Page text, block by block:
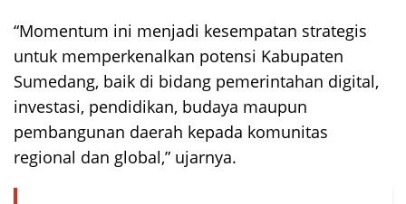
“Momentum ini menjadi kesempatan strategis
untuk memperkenalkan potensi Kabupaten
Sumedang, baik di bidang pemerintahan digital,
investasi, pendidikan, budaya maupun
pembangunan daerah kepada komunitas
regional dan global,” ujarnya.